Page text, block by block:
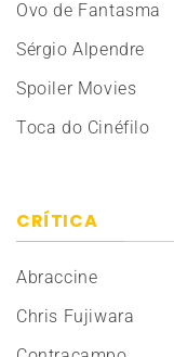
Ovo de Fantasma
Sérgio Alpendre
Spoiler Movies
Toca do Cinéfilo
CRÍTICA
Abraccine
Chris Fujiwara